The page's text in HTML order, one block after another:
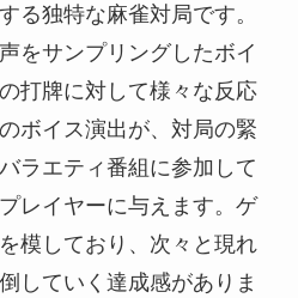
る独特な麻雀対局です。
をサンプリングしたボイ
打牌に対して様々な反応
ボイス演出が、対局の緊
ラエティ番組に参加して
レイヤーに与えます。ゲ
模しており、次々と現れ
していく達成感がありま